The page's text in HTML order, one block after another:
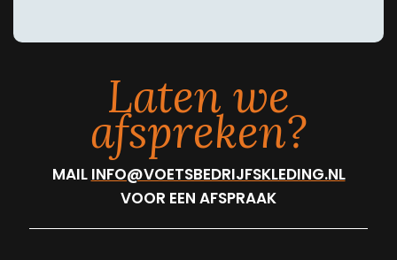
Laten we
afspreken?
MAIL INFO@VOETSBEDRIJFSKLEDING.NL
VOOR EEN AFSPRAAK